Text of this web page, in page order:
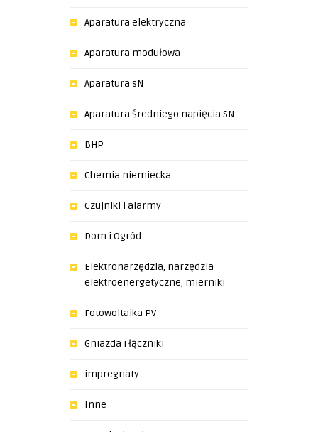
Aparatura elektryczna
Aparatura modułowa
Aparatura sN
Aparatura średniego napięcia SN
BHP
Chemia niemiecka
Czujniki i alarmy
Dom i Ogród
Elektronarzędzia, narzędzia
elektroenergetyczne, mierniki
Fotowoltaika PV
Gniazda i łączniki
impregnaty
Inne